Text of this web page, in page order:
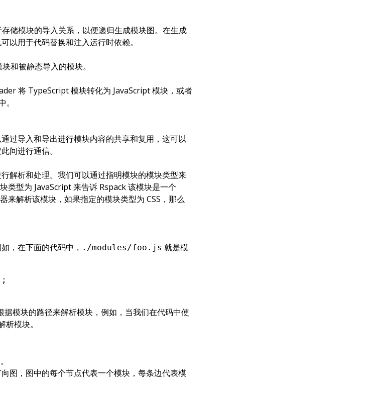
储模块的导入关系，以便递归生成模块图。在生成
以用于代码替换和注入运行时依赖。
和被静态导入的模块。
将 TypeScript 模块转化为 JavaScript 模块，或者
过导入和导出进行模块内容的共享和复用，这可以
间进行通信。
解析和处理。我们可以通过指明模块的模块类型来
类型为 JavaScript 来告诉 Rspack 该模块是一个
来解析该模块，如果指定的模块类型为 CSS，那么
，在下面的代码中， ./modules/foo.js 就是模
;
模块的路径来解析模块，例如，当我们在代码中使
模块。
图，图中的每个节点代表一个模块，每条边代表模